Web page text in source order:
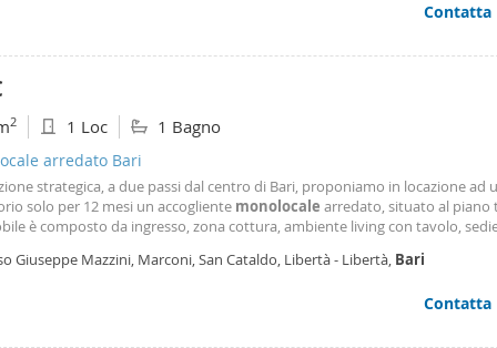
Cauzione € 500 a persona Contratto 12 18 mesi - Libero da subito
Contatta
2 1 Loc 1 Bagno
arredato Bari
strategica, a due passi dal centro di Bari, proponiamo in locazione ad
solo per 12 mesi un accogliente monolocale arredato, situato al piano
è composto da ingresso, zona cottura, ambiente living con tavolo,
di sanitari e vasca. La soluzione è
Giuseppe Mazzini, Marconi, San Cataldo, Libertà - Libertà, Bari
Contatta